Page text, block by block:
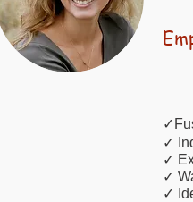
✓
✓
✓
✓
✓